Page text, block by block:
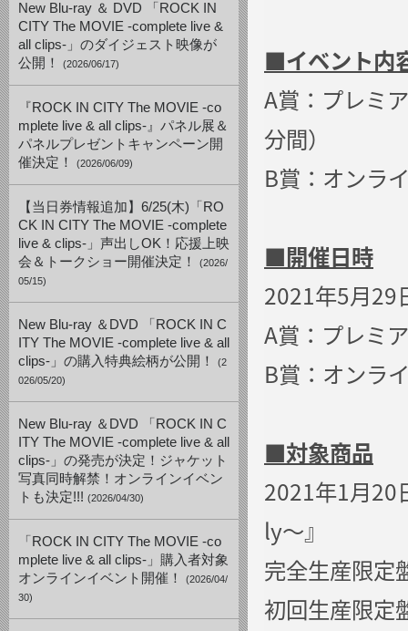
New Blu-ray ＆ DVD 「ROCK IN
CITY The MOVIE -complete live &
all clips-」のダイジェスト映像が
公開！
(2026/06/17)
『ROCK IN CITY The MOVIE -co
mplete live & all clips-』パネル展＆
パネルプレゼントキャンペーン開
催決定！
(2026/06/09)
【当日券情報追加】6/25(木)「RO
CK IN CITY The MOVIE -complete
live & clips-」声出しOK！応援上映
会＆トークショー開催決定！
(2026/
05/15)
New Blu-ray ＆DVD 「ROCK IN C
ITY The MOVIE -complete live & all
clips-」の購入特典絵柄が公開！
(2
026/05/20)
New Blu-ray ＆DVD 「ROCK IN C
ITY The MOVIE -complete live & all
clips-」の発売が決定！ジャケット
写真同時解禁！オンラインイベン
トも決定!!! (2026/04/30)
「ROCK IN CITY The MOVIE -co
mplete live & all clips-」購入者対象
オンラインイベント開催！
(2026/04/
30)
■イベント内
A賞：プレミ
分間）
B賞：オンラ
■開催日時
2021年5月29
A賞：プレミ
B賞：オンラ
■対象商品
2021年1月20
ly〜』
完全生産限
初回生産限